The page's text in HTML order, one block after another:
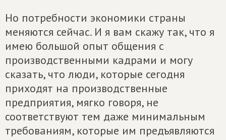
Но потребности экономики страны
меняются сейчас. И я вам скажу так, что я
имею большой опыт общения с
производственными кадрами и могу
сказать, что люди, которые сегодня
приходят на производственные
предприятия, мягко говоря, не
соответствуют тем даже минимальным
требованиям, которые им предъявляются